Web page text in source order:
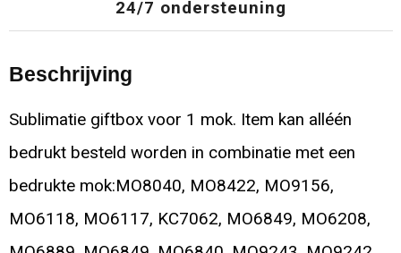
24/7 ondersteuning
Beschrijving
Sublimatie giftbox voor 1 mok. Item kan alléén
bedrukt besteld worden in combinatie met een
bedrukte mok:MO8040, MO8422, MO9156,
MO6118, MO6117, KC7062, MO6849, MO6208,